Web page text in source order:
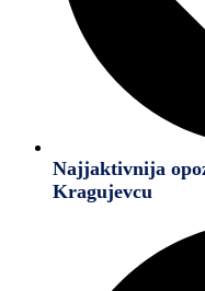
Najjaktivnija
Kragujevcu